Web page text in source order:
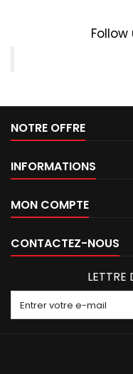
NOTRE OFFRE
INFORMATIONS
MON COMPTE
CONTACTEZ-NOUS
LETTRE